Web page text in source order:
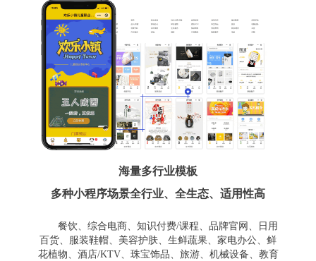
海量多行业模板
多种小程序场景全行业、全生态、适用性高
餐饮、综合电商、知识付费/课程、品牌官网、日用
百货、服装鞋帽、美容护肤、生鲜蔬果、家电办公、鲜
花植物、酒店/KTV、珠宝饰品、旅游、机械设备、教育